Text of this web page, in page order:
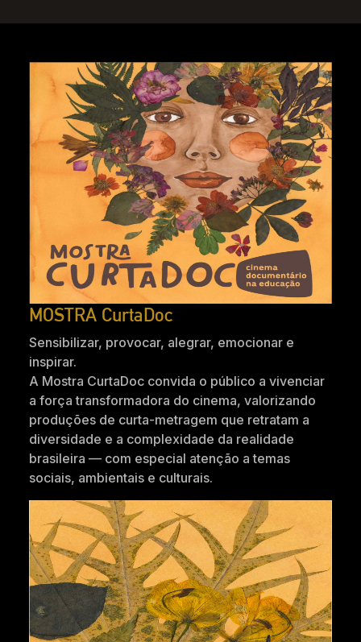
MOSTRA CurtaDoc
Sensibilizar, provocar, alegrar, emocionar e
inspirar.
A Mostra CurtaDoc convida o público a vivenciar
a força transformadora do cinema, valorizando
produções de curta-metragem que retratam a
diversidade e a complexidade da realidade
brasileira — com especial atenção a temas
sociais, ambientais e culturais.